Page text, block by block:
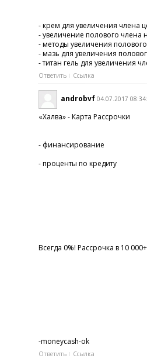
- крем для увеличения члена
- увеличение полового члена
- методы увеличения
- мазь для увеличения
- титан гель для увеличения
Ответить Ссылка
androbvf 04.07.2017
«Халва» - Карта Рассрочки
- финансирование
- проценты по кредиту
Всегда 0%! Рассрочка в 10
-moneycash-ok
Ответить Ссылка